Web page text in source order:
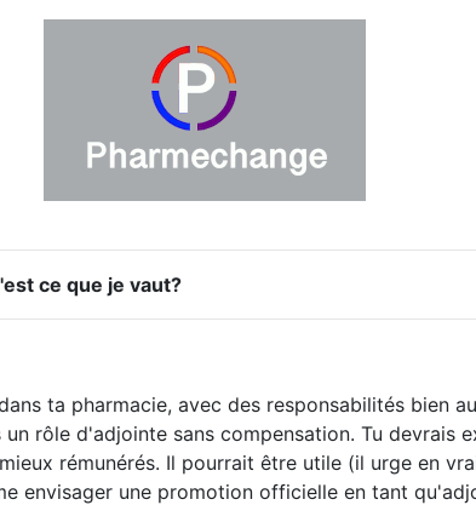
ce que je vaut?
ta pharmacie, avec des responsabilités bien
rôle d'adjointe sans compensation. Tu devrais
rémunérés. Il pourrait être utile (il urge en
envisager une promotion officielle en tant